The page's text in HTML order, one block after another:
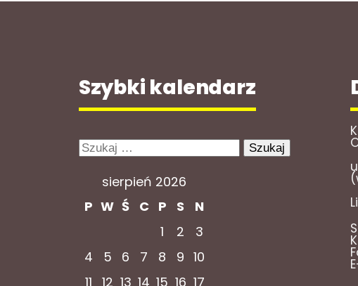
Szybki kalendarz
Szukaj:
sierpień 2026
P W Ś C P S
N
1
2
3
4
5 6 7 8 9 10
11 12 13 14 15 16 17